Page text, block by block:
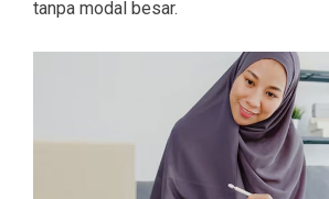
tanpa modal besar.